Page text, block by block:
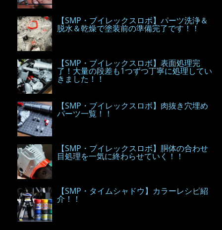
【SMP・ブイレックスロボ】パーツ洗浄＆
脱水＆乾燥で塗装前の準備完了です！！
【SMP・ブイレックスロボ】表面処理完
了！大量の段差も1つずつ丁寧に処理してい
きました！！
【SMP・ブイレックスロボ】肉抜き穴埋め
パーツ一覧！！
【SMP・ブイレックスロボ】胴体の合わせ
目処理を一気に終わらせていく！！
【SMP・タイムシャドウ】カラーレシピ紹
介！！